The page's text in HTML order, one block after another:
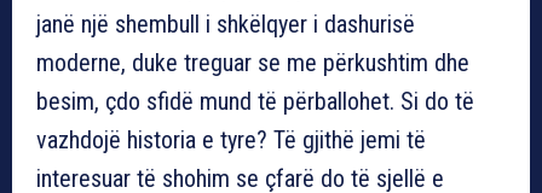
janë një shembull i shkëlqyer i dashurisë
moderne, duke treguar se me përkushtim dhe
besim, çdo sfidë mund të përballohet. Si do të
vazhdojë historia e tyre? Të gjithë jemi të
interesuar të shohim se çfarë do të sjellë e